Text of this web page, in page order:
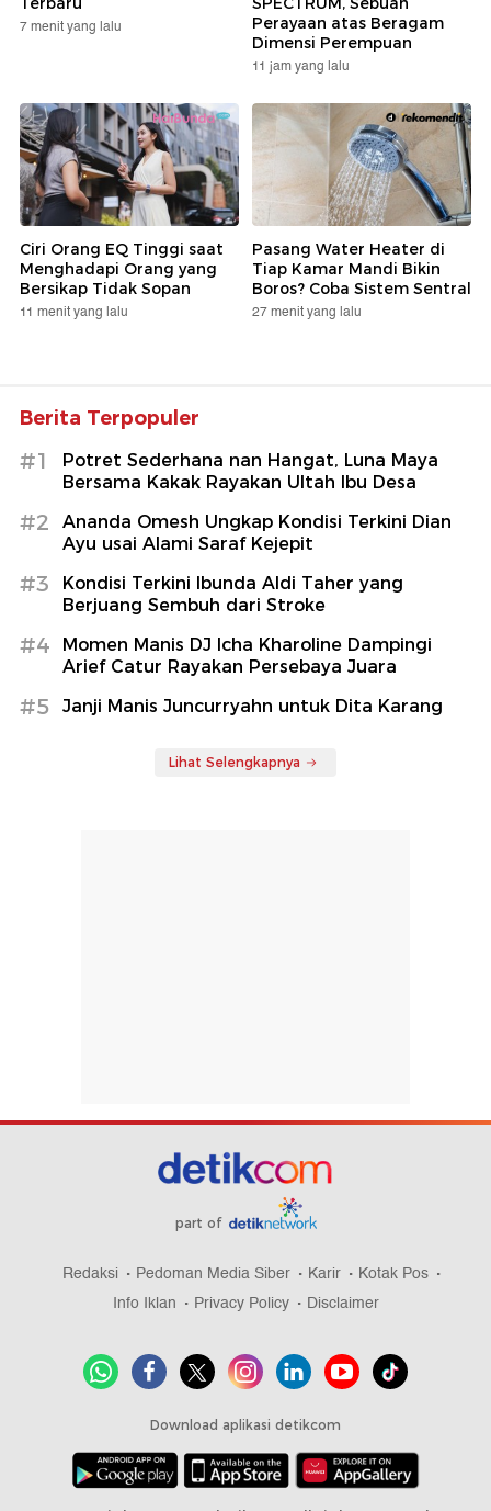
7 menit yang lalu
Perayaan atas Beragam
Dimensi Perempuan
11 jam yang lalu
Ciri Orang EQ Tinggi saat
Menghadapi Orang yang
Bersikap Tidak Sopan
11 menit yang lalu
Pasang Water Heater di
Tiap Kamar Mandi Bikin
Boros? Coba Sistem Sentral
27 menit yang lalu
Berita Terpopuler
#1
Potret Sederhana nan Hangat, Luna Maya
Bersama Kakak Rayakan Ultah Ibu Desa
#2
Ananda Omesh Ungkap Kondisi Terkini Dian
Ayu usai Alami Saraf Kejepit
#3
Kondisi Terkini Ibunda Aldi Taher yang
Berjuang Sembuh dari Stroke
#4
Momen Manis DJ Icha Kharoline Dampingi
Arief Catur Rayakan Persebaya Juara
#5 Janji Manis Juncurryahn untuk Dita Karang
Lihat Selengkapnya
part of
Redaksi Pedoman Media Siber Karir
Kotak Pos
Info Iklan
Privacy Policy Disclaimer
Download aplikasi detikcom